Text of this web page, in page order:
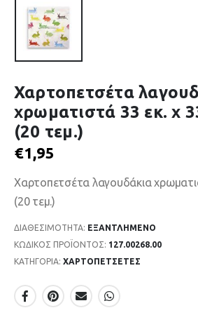
Χαρτοπετσέτα
χρωματιστά 33 εκ. x
(20 τεμ.)
€1,95
Χαρτοπετσέτα λαγουδάκια
(20 τεμ.)
ΔΙΑΘΕΣΙΜΌΤΗΤΑ: ΕΞΑΝΤΛΗΜΈΝΟ
ΚΩΔΙΚΌΣ ΠΡΟΪΌΝΤΟΣ: 127.00268.00
ΚΑΤΗΓΟΡΊΑ: ΧΑΡΤΟΠΕΤΣΕΤΕΣ